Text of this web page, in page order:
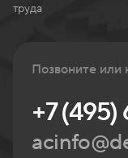
труда
Позвоните или
+7